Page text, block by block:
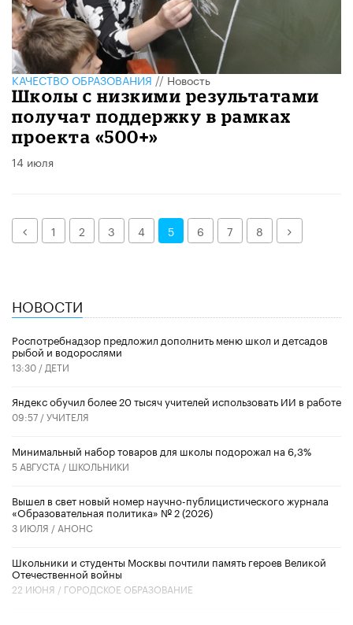
КАЧЕСТВО ОБРАЗОВАНИЯ//Новость
Школы с низкими результатами
получат поддержку в рамках
проекта «500+»
14 июля
Назад1 2 3 4 5 6 7 8 Далее
НОВОСТИ
Роспотребнадзор предложил дополнить меню школ и детсадов
рыбой и водорослями
13:30 / ДЕТИ
​Яндекс обучил более 20 тысяч учителей использовать ИИ в работе
09:57 /УЧИТЕЛЯ
Минимальный набор товаров для школы подорожал на 6,3%
5 АВГУСТА / ШКОЛЬНИКИ
Вышел в свет новый номер научно-публицистического журнала
«Образовательная политика» № 2 (2026)
3 ИЮЛЯ / АНОНС
Школьники и студенты Москвы почтили память героев Великой
Отечественной войны
22 ИЮНЯ / ГОРОДСКОЕ ОБРАЗОВАНИЕ